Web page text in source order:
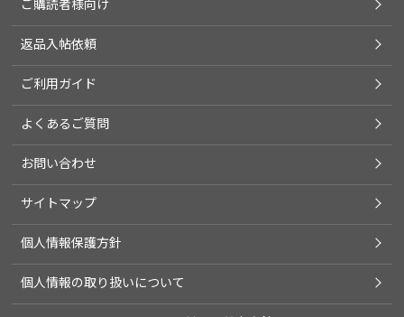
ご購読者様向け
返品入帖依頼
ご利用ガイド
よくあるご質問
お問い合わせ
サイトマップ
個人情報保護方針
個人情報の取り扱いについて